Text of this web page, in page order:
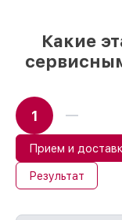
Какие
1
Прием и
Результат